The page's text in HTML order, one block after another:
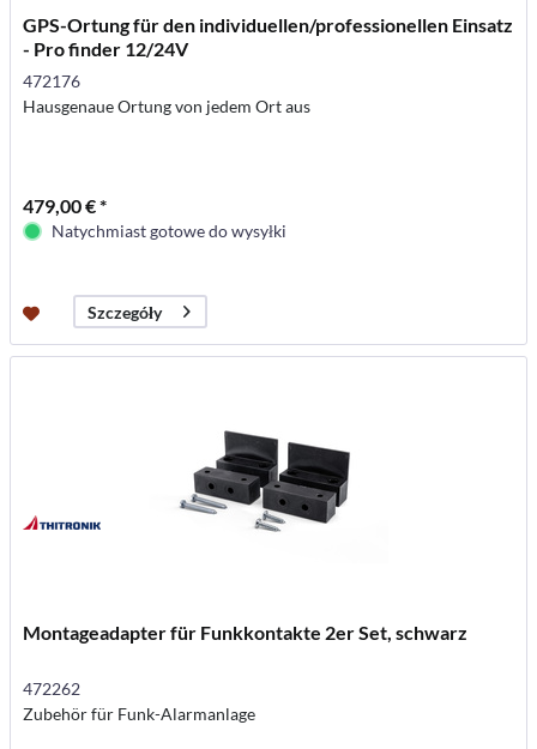
GPS-Ortung für den individuellen/professionellen Einsatz
- Pro finder 12/24V
472176
Hausgenaue Ortung von jedem Ort aus
479,00 € *
Natychmiast gotowe do wysyłki
Szczegóły
Montageadapter für Funkkontakte 2er Set, schwarz
472262
Zubehör für Funk-Alarmanlage